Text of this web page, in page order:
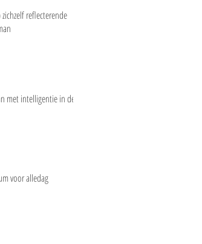
zichzelf reflecterende
met intelligentie in de
voor alledag